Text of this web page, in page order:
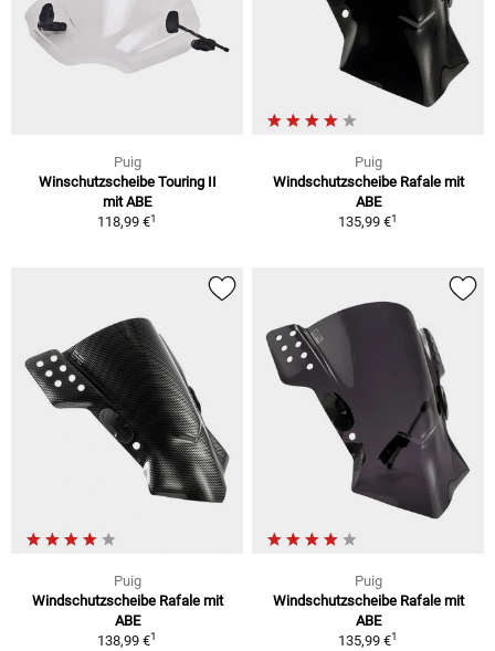
Puig
Winschutzscheibe Touring II
mit ABE
118,99 €1
Puig
Windschutzscheibe Rafale mit
ABE
135,99 €1
Puig
Windschutzscheibe Rafale mit
ABE
138,99 €1
Puig
Windschutzscheibe Rafale mit
ABE
135,99 €1